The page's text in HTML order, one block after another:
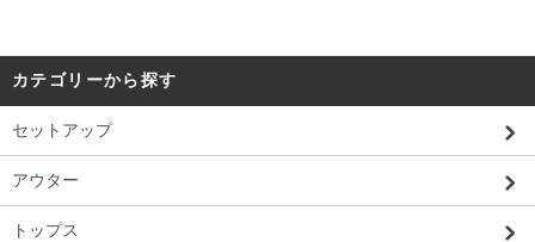
カテゴリーから探す
セットアップ
アウター
トップス